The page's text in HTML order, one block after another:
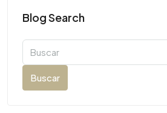
Blog Search
Buscar